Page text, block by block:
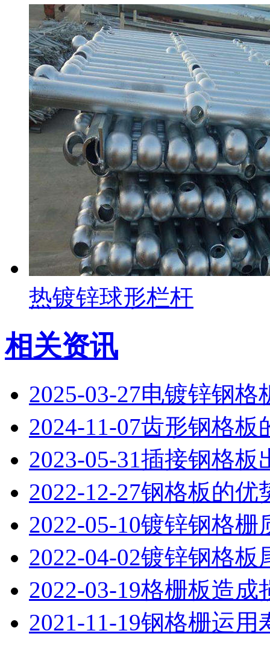
热镀锌球形栏杆
相关资讯
2025-03-27电镀锌钢格
2024-11-07齿形钢格板
2023-05-31插接钢格板
2022-12-27钢格板的优
2022-05-10镀锌钢格栅
2022-04-02镀锌钢格板
2022-03-19格栅板造成
2021-11-19钢格栅运用